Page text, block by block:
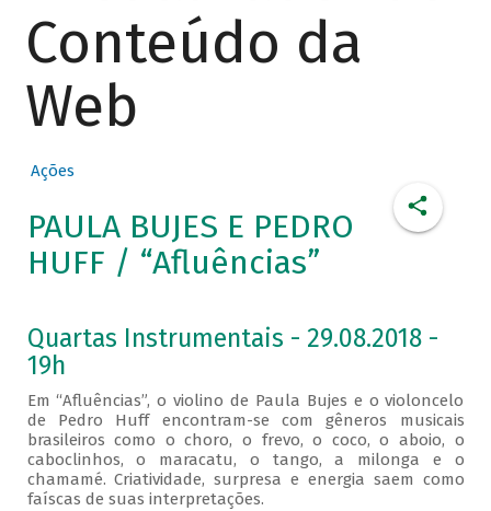
Conteúdo da
Web
Ações
PAULA BUJES E PEDRO
HUFF / “Afluências”
Quartas Instrumentais - 29.08.2018 -
19h
Em “Afluências”, o violino de Paula Bujes e o violoncelo
de Pedro Huff encontram-se com gêneros musicais
brasileiros como o choro, o frevo, o coco, o aboio, o
caboclinhos, o maracatu, o tango, a milonga e o
chamamé. Criatividade, surpresa e energia saem como
faíscas de suas interpretações.